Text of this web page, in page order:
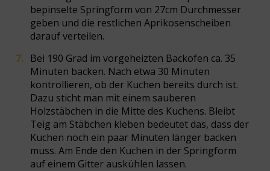
bepinselte Springform von 27cm Durchmesser
geben und die restlichen Aprikosenscheiben
darauf verteilen.
Bei 190 Grad im vorgeheizten Backofen ca. 35
Minuten backen. Nach etwa 30 Minuten
kontrollieren, ob der Kuchen bereits durch ist.
Dazu sticht man mit einem sauberen
Holzstäbchen in die Mitte des Kuchens. Bleibt
Teig am Stäbchen kleben bedeutet das, dass der
Kuchen noch ein paar Minuten länger backen
muss. Am Ende den Kuchen in der Springform
auf einem Gitter auskühlen lassen.